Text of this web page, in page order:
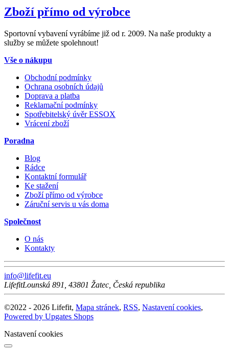
Zboží přímo od výrobce
Sportovní vybavení vyrábíme již od r. 2009. Na naše produkty a
služby se můžete spolehnout!
Vše o nákupu
Obchodní podmínky
Ochrana osobních údajů
Doprava a platba
Reklamační podmínky
Spotřebitelský úvěr ESSOX
Vrácení zboží
Poradna
Blog
Rádce
Kontaktní formulář
Ke stažení
Zboží přímo od výrobce
Záruční servis u vás doma
Společnost
O nás
Kontakty
info@lifefit.eu
LifefitLounská 891 43801 Žatec Česká republika
©2022 - 2026 Lifefit, Mapa stránek, RSS, Nastavení cookies,
Powered by Upgates Shops
Nastavení cookies